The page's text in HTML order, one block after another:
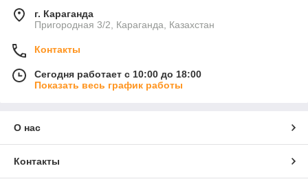
г. Караганда
Пригородная 3/2, Караганда, Казахстан
Контакты
Сегодня работает с 10:00 до 18:00
Показать весь график работы
О нас
Контакты